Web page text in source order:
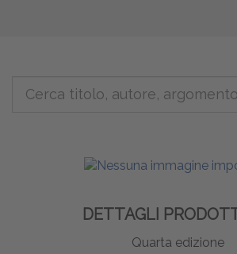
DETTAGLI
Quarta edizione